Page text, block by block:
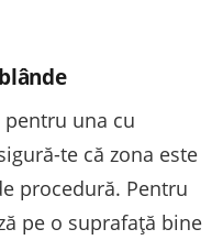
pentru una cu
te că zona este
procedură. Pentru
pe o suprafață bine